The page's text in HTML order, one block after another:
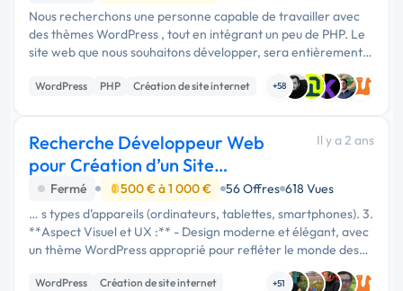
Nous recherchons une personne capable de travailler avec
des thèmes WordPress , tout en intégrant un peu de PHP. Le
site web que nous souhaitons développer, sera entièrement
gratuit pour nos étudient, il sera un outil essentiel pour nos
clients, …
WordPress PHP Création de site internet +58
Recherche Développeur Web
pour Création d’un Site
d’Annonces
Il y a 2 ans
Fermé 500 € à 1 000 € 56 Offres 618 Vues
… s types d’appareils (ordinateurs, tablettes, smartphones). 3.
**Aspect Visuel et UX :** - Design moderne et élégant, avec
un thème WordPress approprié pour refléter le monde des
voitures anciennes. - Interface utilisateur fluide et intuitive …
WordPress
Création de site internet
+51